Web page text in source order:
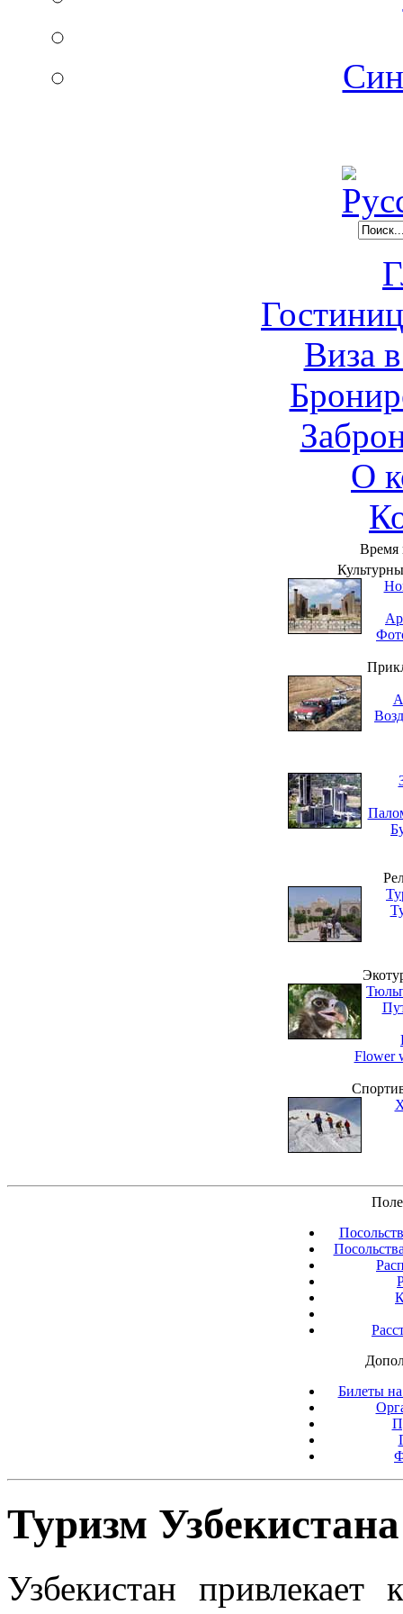
Виза
О
Время
Flower
Билеты
Туризм Узбекистана
Узбекистан привлекает